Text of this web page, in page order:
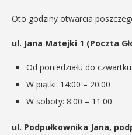
Oto godziny otwarcia
ul. Jana Matejki 1 (Poczta
Od poniedziału do
W piątki: 14:00 – 20:00
W soboty: 8:00 – 11:00
ul. Podpułkownika Jana,